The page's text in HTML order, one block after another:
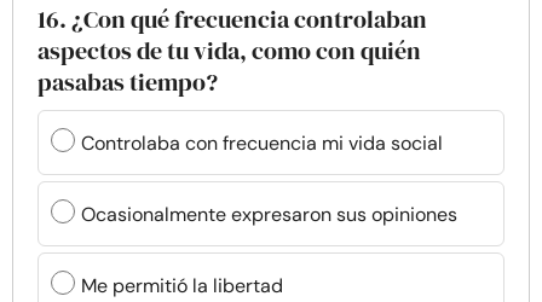
16. ¿Con qué frecuencia controlaban
aspectos de tu vida, como con quién
pasabas tiempo?
Controlaba con frecuencia mi vida social
Ocasionalmente expresaron sus opiniones
Me permitió la libertad